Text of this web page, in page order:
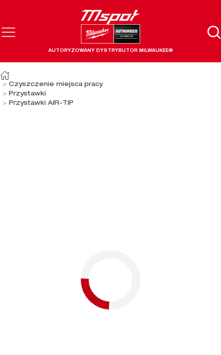
AUTORYZOWANY DYSTRYBUTOR MILWAUKEE®
Czyszczenie miejsca pracy
Przystawki
Przystawki AIR-TIP